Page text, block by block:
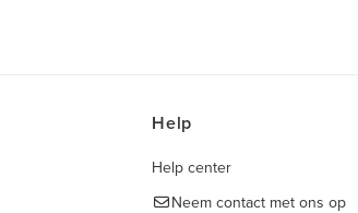
Help
Help center
Neem contact met ons op